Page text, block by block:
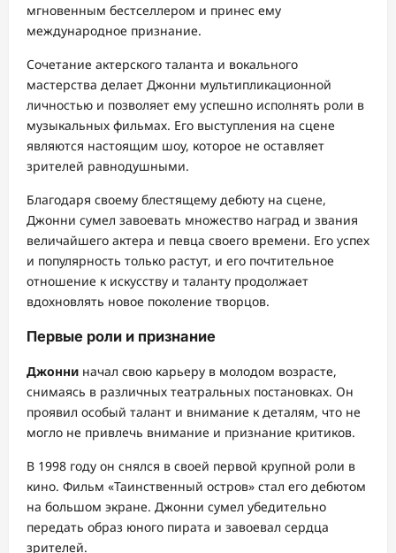
мгновенным бестселлером и принес ему
международное признание.
Сочетание актерского таланта и вокального
мастерства делает Джонни мультипликационной
личностью и позволяет ему успешно исполнять роли в
музыкальных фильмах. Его выступления на сцене
являются настоящим шоу, которое не оставляет
зрителей равнодушными.
Благодаря своему блестящему дебюту на сцене,
Джонни сумел завоевать множество наград и звания
величайшего актера и певца своего времени. Его успех
и популярность только растут, и его почтительное
отношение к искусству и таланту продолжает
вдохновлять новое поколение творцов.
Первые роли и признание
Джонни начал свою карьеру в молодом возрасте,
снимаясь в различных театральных постановках. Он
проявил особый талант и внимание к деталям, что не
могло не привлечь внимание и признание критиков.
В 1998 году он снялся в своей первой крупной роли в
кино. Фильм «Таинственный остров» стал его дебютом
на большом экране. Джонни сумел убедительно
передать образ юного пирата и завоевал сердца
зрителей.